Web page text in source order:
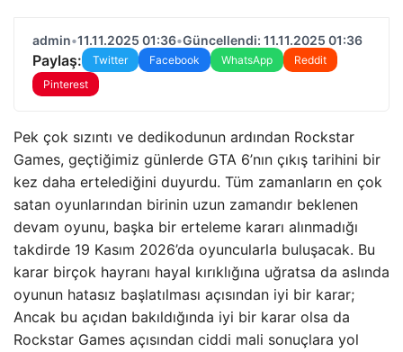
admin•11.11.2025 01:36•Güncellendi: 11.11.2025 01:36
Paylaş: Twitter Facebook WhatsApp
Reddit
Pinterest
Pek çok sızıntı ve dedikodunun ardından Rockstar
Games, geçtiğimiz günlerde GTA 6’nın çıkış tarihini bir
kez daha ertelediğini duyurdu. Tüm zamanların en çok
satan oyunlarından birinin uzun zamandır beklenen
devam oyunu, başka bir erteleme kararı alınmadığı
takdirde 19 Kasım 2026’da oyuncularla buluşacak. Bu
karar birçok hayranı hayal kırıklığına uğratsa da aslında
oyunun hatasız başlatılması açısından iyi bir karar;
Ancak bu açıdan bakıldığında iyi bir karar olsa da
Rockstar Games açısından ciddi mali sonuçlara yol